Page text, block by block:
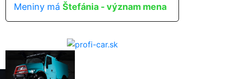
Meniny má Štefánia - význam mena